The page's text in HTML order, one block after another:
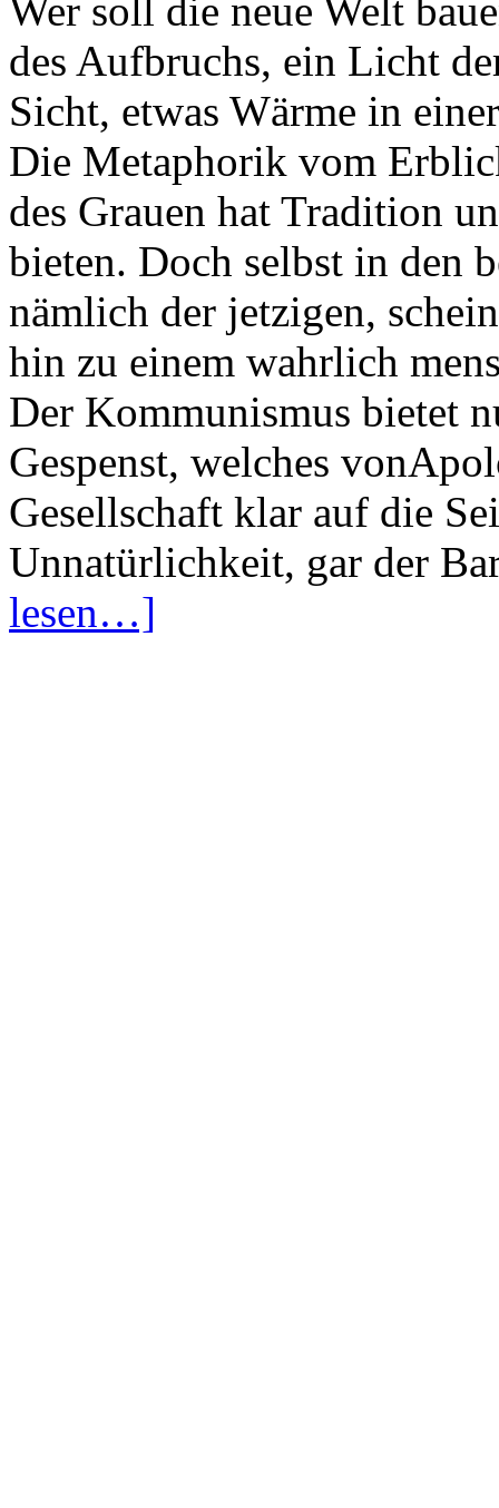
Wer soll die neue Welt
des Aufbruchs, ein Licht
Sicht, etwas Wärme in
Die Metaphorik vom
des Grauen hat Tradition
bieten. Doch selbst in den
nämlich der jetzigen,
hin zu einem wahrlich
Der Kommunismus bietet
Gespenst, welches
Gesellschaft klar auf die
Unnatürlichkeit, gar der
lesen…]